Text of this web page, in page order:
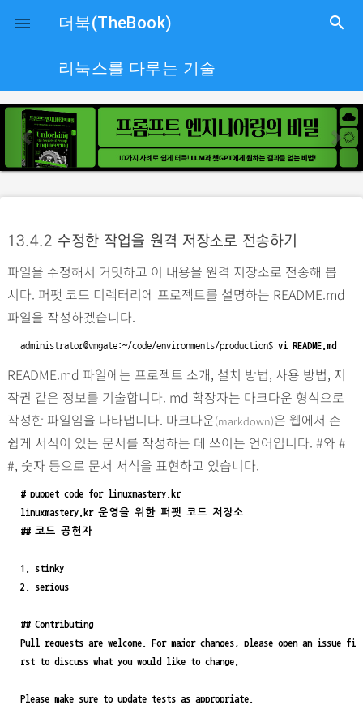
close
 더북(TheBook) search
리눅스를 다루는 기술
p
r
e
u
s
n
e
x
13.4.2 수정한 작업을 원격 저장소로 전송하기
파일을 수정해서 커밋하고 이 내용을 원격 저장소로 전송해 봅
시다. 퍼팻 코드 디렉터리에 프로젝트를 설명하는 README.md
파일을 작성하겠습니다.
administrator@vmgate:~/code/environments/production$ vi README.md
README.md 파일에는 프로젝트 소개, 설치 방법, 사용 방법, 저
작권 같은 정보를 기술합니다. md 확장자는 마크다운 형식으로
작성한 파일임을 나타냅니다. 마크다운(markdown)은 웹에서 손
쉽게 서식이 있는 문서를 작성하는 데 쓰이는 언어입니다. #와 #
#, 숫자 등으로 문서 서식을 표현하고 있습니다.
# puppet code for linuxmastery.kr
linuxmastery.kr 운영을 위한 퍼팻 코드 저장소
## 코드 공헌자
1. stinky
2. serious
## Contributing
Pull requests are welcome. For major changes, please open an issue fi
rst to discuss what you would like to change.
Please make sure to update tests as appropriate.